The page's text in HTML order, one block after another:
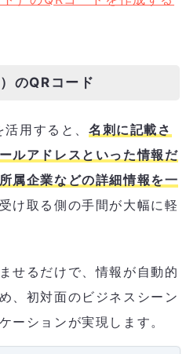
のQRコード
用すると、 名刺に記載さ
ルアドレスといった情報だ
属企業などの詳細情報を一
け取る側の手間が大幅に軽
せるだけで、情報が自動的
、初対面のビジネスシーン
ーションが実現します。